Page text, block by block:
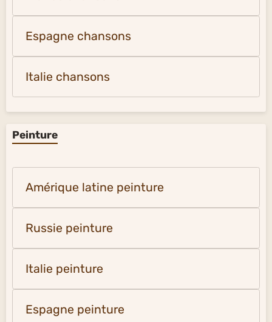
Espagne chansons
Italie chansons
Peinture
Amérique latine peinture
Russie peinture
Italie peinture
Espagne peinture